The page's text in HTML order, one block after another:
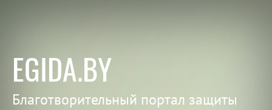
EGIDA.BY
Благотворительный портал защиты